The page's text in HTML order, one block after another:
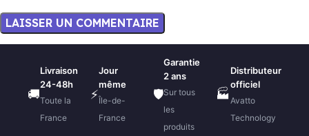
🚚
Livraison
24-48h
Toute la
France
⚡
Jour
même
Île-de-
France
🛡️
Garantie
2 ans
Sur tous
les
produits
🏭
Distributeur
officiel
Avatto
Technology